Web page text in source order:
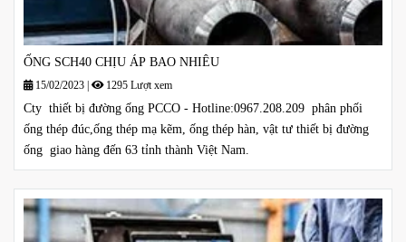
ỐNG SCH40 CHỊU ÁP BAO NHIÊU
15/02/2023 | 1295 Lượt xem
Cty thiết bị đường ống PCCO - Hotline:0967.208.209 phân phối
ống thép đúc,ống thép mạ kẽm, ống thép hàn, vật tư thiết bị đường
ống giao hàng đến 63 tỉnh thành Việt Nam.